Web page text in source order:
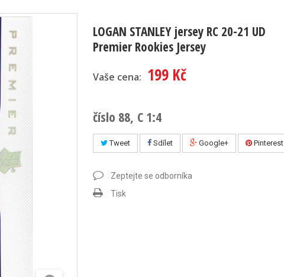
LOGAN STANLEY jersey RC 20-21 UD
Premier Rookies Jersey
Vaše cena: 199 Kč
číslo 88, C 1:4
Tweet Sdílet Google+ Pinterest
Zeptejte se odborníka
Tisk